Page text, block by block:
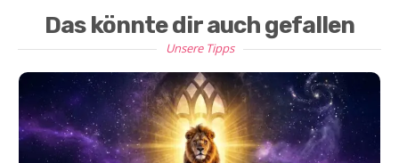
Das könnte dir auch gefallen
Unsere Tipps